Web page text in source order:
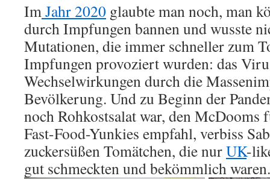
ImJahr 2020 glaubte man noch, man
durch Impfungen bannen und wusste
Mutationen, die immer schneller zum
Impfungen provoziert wurden: das
Wechselwirkungen durch die
Bevölkerung. Und zu Beginn der
noch Rohkostsalat war, den McDooms
Fast-Food-Yunkies empfahl, verbiss
zuckersüßen Tomätchen, die nurUK-
gut schmeckten und bekömmlich waren.